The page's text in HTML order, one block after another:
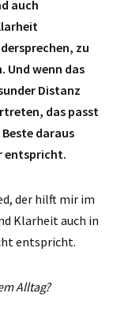
auch
zu
Und wenn das
Distanz
das passt
daraus
entspricht.
der hilft mir im
Klarheit auch in
entspricht.
Alltag?